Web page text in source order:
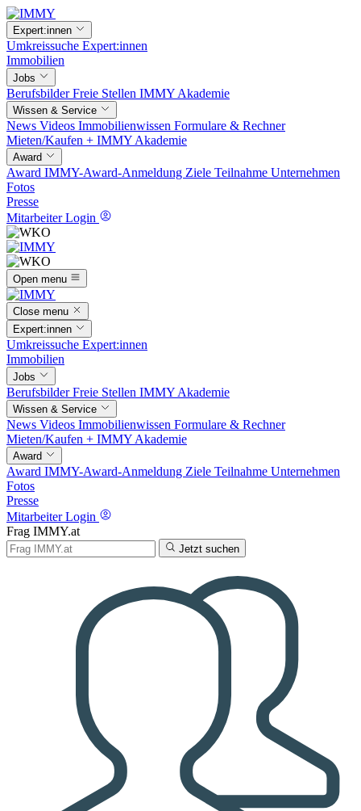
Expert:innen
Umkreissuche Expert:innen
Immobilien
Jobs
BerufsbilderFreie Stellen IMMY Akademie
Wissen & Service
News Videos Immobilienwissen Formulare & Rechner
Mieten/Kaufen + IMMY Akademie
Award
Award IMMY-Award-Anmeldung Ziele Teilnahme Unternehmen
Fotos
Presse
Mitarbeiter Login
Open menu
Close menu
Expert:innen
Umkreissuche Expert:innen
Immobilien
Jobs
BerufsbilderFreie Stellen IMMY Akademie
Wissen & Service
News Videos Immobilienwissen Formulare & Rechner
Mieten/Kaufen + IMMY Akademie
Award
Award IMMY-Award-Anmeldung Ziele Teilnahme Unternehmen
Fotos
Presse
Mitarbeiter Login
Frag IMMY.at
Jetzt suchen